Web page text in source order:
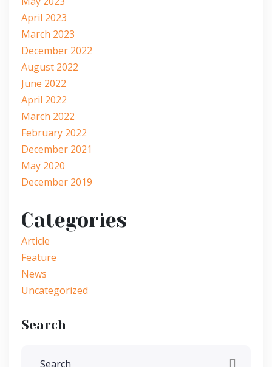
April 2023
March 2023
December 2022
August 2022
June 2022
April 2022
March 2022
February 2022
December 2021
May 2020
December 2019
Categories
Article
Feature
News
Uncategorized
Search